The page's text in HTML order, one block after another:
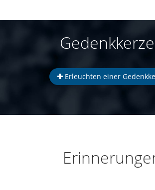
Erleuchten einer